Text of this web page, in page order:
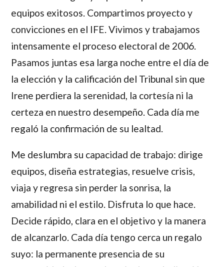
equipos exitosos. Compartimos proyecto y
convicciones en el IFE. Vivimos y trabajamos
intensamente el proceso electoral de 2006.
Pasamos juntas esa larga noche entre el día de
la elección y la calificación del Tribunal sin que
Irene perdiera la serenidad, la cortesía ni la
certeza en nuestro desempeño. Cada día me
regaló la confirmación de su lealtad.
Me deslumbra su capacidad de trabajo: dirige
equipos, diseña estrategias, resuelve crisis,
viaja y regresa sin perder la sonrisa, la
amabilidad ni el estilo. Disfruta lo que hace.
Decide rápido, clara en el objetivo y la manera
de alcanzarlo. Cada día tengo cerca un regalo
suyo: la permanente presencia de su